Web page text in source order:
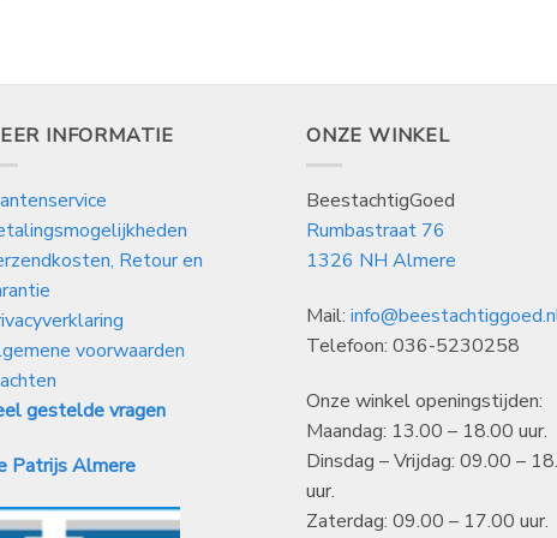
INFORMATIE
Retour en
voorwaarden
gestelde vragen
Patrijs Almere
ONZE WINKEL
BeestachtigGoed
Rumbastraat 76
1326 NH Almere
Mail:
Telefoon: 036-5230258
Onze winkel openingstijden:
Maandag: 13.00 – 18.00 uur.
Dinsdag – Vrijdag: 09.00 –
uur.
Zaterdag: 09.00 – 17.00 uur.